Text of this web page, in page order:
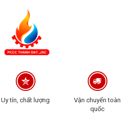
Uy tín, chất lượng
Vận chuyển toàn
quốc